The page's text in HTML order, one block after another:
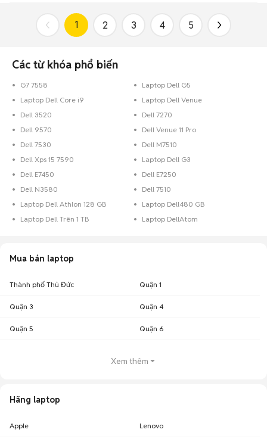
1 2 3 4 5
Các từ khóa phổ biến
G7 7558
Laptop Dell G5
Laptop Dell Core i9
Laptop Dell Venue
Dell 3520
Dell 7270
Dell 9570
Dell Venue 11 Pro
Dell 7530
Dell M7510
Dell Xps 15 7590
Laptop Dell G3
Dell E7450
Dell E7250
Dell N3580
Dell 7510
Laptop Dell Athlon 128 GB
Laptop Dell480 GB
Laptop Dell Trên 1 TB
Laptop DellAtom
Mua bán laptop
Thành phố Thủ Đức Quận 1
Quận 3 Quận 4
Quận 5 Quận 6
Xem thêm
Hãng laptop
Apple Lenovo